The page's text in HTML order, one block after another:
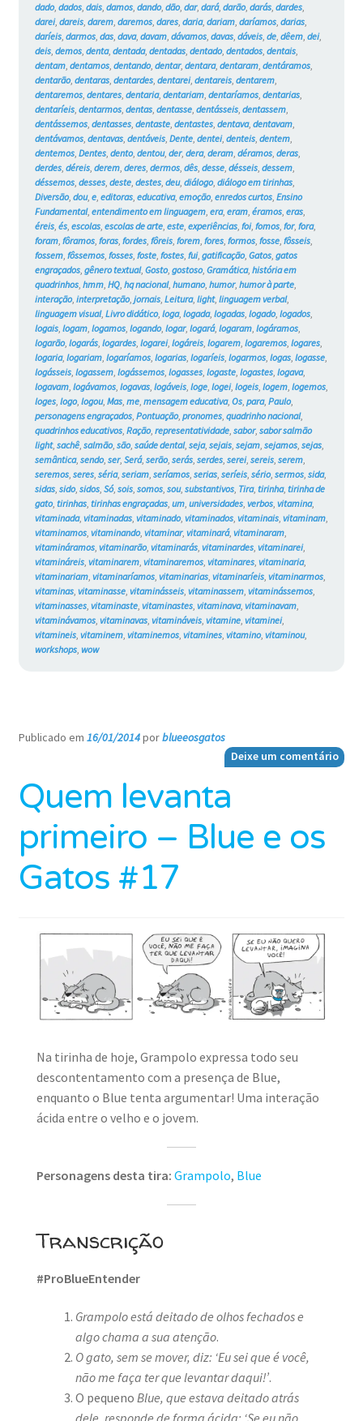
dado, dados, dais, damos, dando, dão, dar, dará, darão, darás, dardes,
darei, dareis, darem, daremos, dares, daria, dariam, daríamos, darias,
daríeis, darmos, das, dava, davam, dávamos, davas, dáveis, de, dêem, dei,
deis, demos, denta, dentada, dentadas, dentado, dentados, dentais,
dentam, dentamos, dentando, dentar, dentara, dentaram, dentáramos,
dentarão, dentaras, dentardes, dentarei, dentareis, dentarem,
dentaremos, dentares, dentaria, dentariam, dentaríamos, dentarias,
dentaríeis, dentarmos, dentas, dentasse, dentásseis, dentassem,
dentássemos, dentasses, dentaste, dentastes, dentava, dentavam,
dentávamos, dentavas, dentáveis, Dente, dentei, denteis, dentem,
dentemos, Dentes, dento, dentou, der, dera, deram, déramos, deras,
derdes, déreis, derem, deres, dermos, dês, desse, désseis, dessem,
déssemos, desses, deste, destes, deu, diálogo, diálogo em tirinhas,
Diversão, dou, e, editoras, educativa, emoção, enredos curtos, Ensino
Fundamental, entendimento em linguagem, era, eram, éramos, eras,
éreis, és, escolas, escolas de arte, este, experiências, foi, fomos, for, fora,
foram, fôramos, foras, fordes, fôreis, forem, fores, formos, fosse, fôsseis,
fossem, fôssemos, fosses, foste, fostes, fui, gatificação, Gatos, gatos
engraçados, gênero textual, Gosto, gostoso, Gramática, história em
quadrinhos, hmm, HQ, hq nacional, humano, humor, humor à parte,
interação, interpretação, jornais, Leitura, light, linguagem verbal,
linguagem visual, Livro didático, loga, logada, logadas, logado, logados,
logais, logam, logamos, logando, logar, logará, logaram, logáramos,
logarão, logarás, logardes, logarei, logáreis, logarem, logaremos, logares,
logaria, logariam, logaríamos, logarias, logaríeis, logarmos, logas, logasse,
logásseis, logassem, logássemos, logasses, logaste, logastes, logava,
logavam, logávamos, logavas, logáveis, loge, logei, logeis, logem, logemos,
loges, logo, logou, Mas, me, mensagem educativa, Os, para, Paulo,
personagens engraçados, Pontuação, pronomes, quadrinho nacional,
quadrinhos educativos, Ração, representatividade, sabor, sabor salmão
light, sachê, salmão, são, saúde dental, seja, sejais, sejam, sejamos, sejas,
semântica, sendo, ser, Será, serão, serás, serdes, serei, sereis, serem,
seremos, seres, séria, seriam, seríamos, serias, seríeis, sério, sermos, sida,
sidas, sido, sidos, Só, sois, somos, sou, substantivos, Tira, tirinha, tirinha de
gato, tirinhas, tirinhas engraçadas, um, universidades, verbos, vitamina,
vitaminada, vitaminadas, vitaminado, vitaminados, vitaminais, vitaminam,
vitaminamos, vitaminando, vitaminar, vitaminará, vitaminaram,
vitamináramos, vitaminarão, vitaminarás, vitaminardes, vitaminarei,
vitamináreis, vitaminarem, vitaminaremos, vitaminares, vitaminaria,
vitaminariam, vitaminaríamos, vitaminarias, vitaminaríeis, vitaminarmos,
vitaminas, vitaminasse, vitaminásseis, vitaminassem, vitaminássemos,
vitaminasses, vitaminaste, vitaminastes, vitaminava, vitaminavam,
vitaminávamos, vitaminavas, vitamináveis, vitamine, vitaminei,
vitamineis, vitaminem, vitaminemos, vitamines, vitamino, vitaminou,
workshops, wow
Publicado em 16/01/2014porblueeosgatos
Deixe um comentário
Quem levanta
primeiro – Blue e os
Gatos #17
Na tirinha de hoje, Grampolo expressa todo seu
descontentamento com a presença de Blue,
enquanto o Blue tenta argumentar! Uma interação
ácida entre o velho e o jovem.
Personagens desta tira: Grampolo, Blue
Transcrição
#ProBlueEntender
Grampolo está deitado de olhos fechados e
algo chama a sua atenção.
O gato, sem se mover, diz: ‘Eu sei que é você,
não me faça ter que levantar daqui!’.
O pequeno Blue, que estava deitado atrás